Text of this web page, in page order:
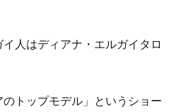
人はディアナ・エルガイタロ
トップモデル」というショー